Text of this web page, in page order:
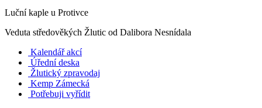
Luční kaple u Protivce
Veduta středověkých Žlutic od Dalibora Nesnídala
Kalendář akcí
Úřední deska
Žlutický zpravodaj
Kemp Zámecká
Potřebuji vyřídit